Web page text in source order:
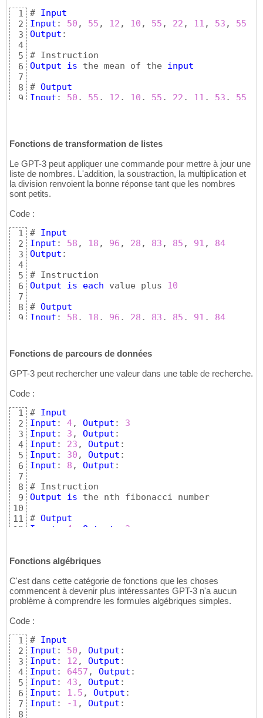
1
2
3
4
5
6
7
8
9
# Input
Input : 50 , 55 , 12 , 10 , 55 , 22 , 11 , 53 , 55
Output :
Output
is the mean of the input
# Output
Input : 50 , 55 , 12 , 10 , 55 , 22 , 11 , 53 , 55
Fonctions de transformation de listes
Le GPT-3 peut appliquer une commande pour mettre à jour une
liste de nombres. L'addition, la soustraction, la multiplication et
la division renvoient la bonne réponse tant que les nombres
sont petits.
Code :
1
2
3
4
5
6
7
8
9
# Input
Input : 58 , 18 , 96 , 28 , 83 , 85 , 91 , 84
Output :
Output
is each value plus 10
# Output
Input : 58 , 18 , 96 , 28 , 83 , 85 , 91 , 84
Fonctions de parcours de données
GPT-3 peut rechercher une valeur dans une table de recherche.
Code :
1
2
3
4
5
6
7
8
9
10
11
12
15
# Input
Input : 4, Output : 3
Input : 3 , Output
Input : 23 , Output
Input : 30 , Output
Input : 8 , Output :
Output
is the nth fibonacci number
# Output
Input
4 Output
3
Input: 30, Output
Fonctions algébriques
C'est dans cette catégorie de fonctions que les choses
commencent à devenir plus intéressantes GPT-3 n'a aucun
problème à comprendre les formules algébriques simples.
Code :
1
2
3
4
5
6
7
8
# Input
Input : 50 , Output
Input : 12 , Output
Input : 6457 , Output
Input : 43 , Output
Input : 1.5 , Output
Input : -1 , Output :